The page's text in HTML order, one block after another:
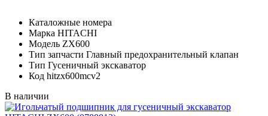
Каталожные номера
Марка HITACHI
Модель ZX600
Тип запчасти Главный предохранительный клапан
Тип Гусеничный экскаватор
Код hitzx600mcv2
В наличии